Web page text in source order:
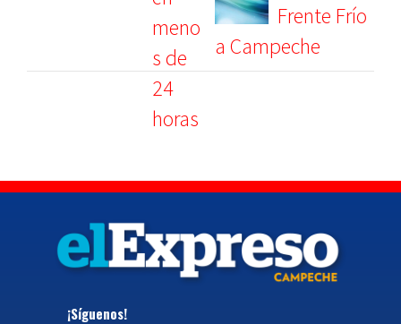
Frente Frío
a Campeche
¡Síguenos!